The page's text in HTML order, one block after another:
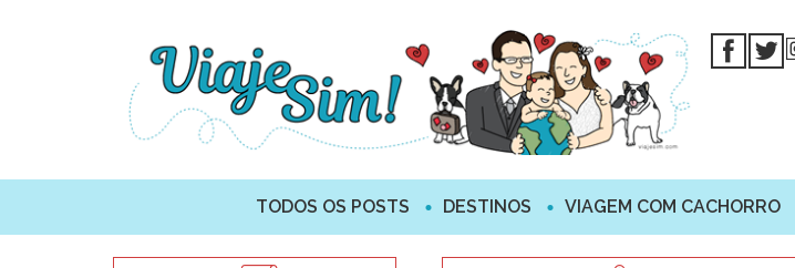
TODOS OS POSTS DESTINOS VIAGEM COM CACHORRO